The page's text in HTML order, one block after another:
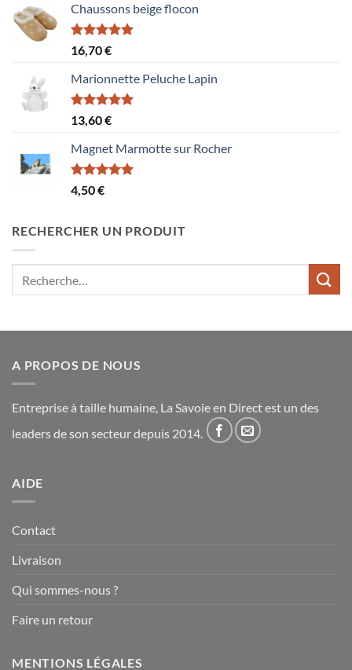
Chaussons beige flocon
Note5.00
sur 5
16,70€
Marionnette Peluche Lapin
Note5.00
sur 5
13,60€
Magnet Marmotte sur Rocher
Note5.00
sur 5
4,50€
RECHERCHER UN PRODUIT
A PROPOS DE NOUS
Entreprise à taille humaine, La Savoie en Direct est un des
leaders de son secteur depuis 2014.
AIDE
Contact
Livraison
Qui sommes-nous ?
Faire un retour
MENTIONS LÉGALES